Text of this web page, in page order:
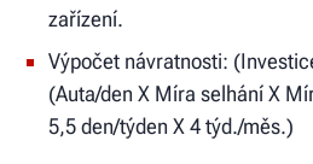
zařízení.
Výpočet návratnosti:
(Auta/den X Míra selhání X
5,5 den/týden X 4 týd./měs.)